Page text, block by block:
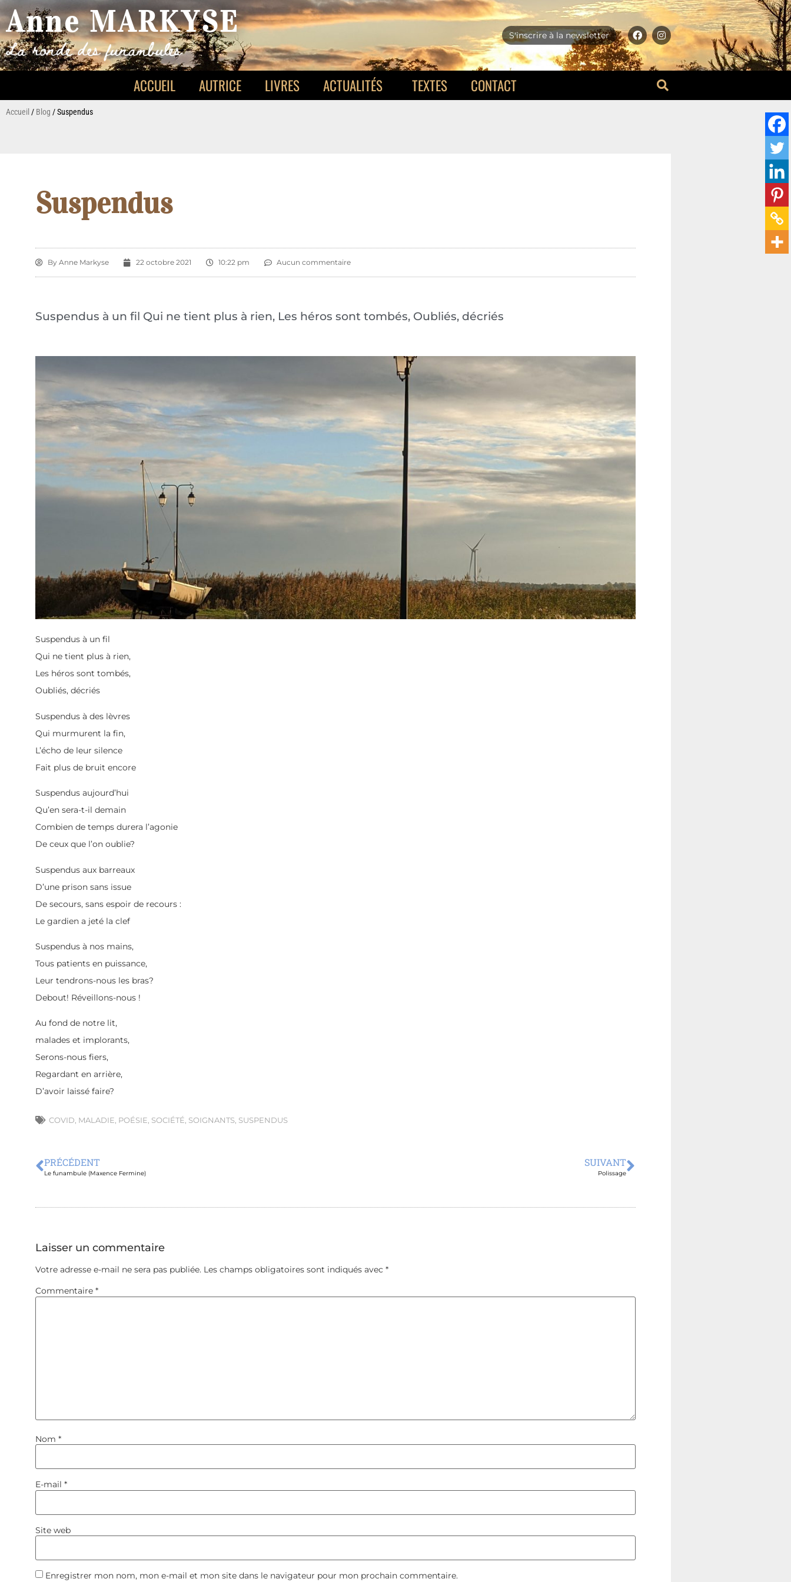
Anne MARKYSE S'inscrire à la newsletter
ACCUEIL AUTRICE LIVRES ACTUALITÉS TEXTES CONTACT
Accueil / Blog /Suspendus
Suspendus
By Anne Markyse 22 octobre 2021 10:22 pm Aucun commentaire
Suspendus à un fil Qui ne tient plus à rien, Les héros sont tombés, Oubliés, décriés
Suspendus à un fil
Qui ne tient plus à rien,
Les héros sont tombés,
Oubliés, décriés
Suspendus à des lèvres
Qui murmurent la fin,
L’écho de leur silence
Fait plus de bruit encore
Suspendus aujourd’hui
Qu’en sera-t-il demain
Combien de temps durera l’agonie
De ceux que l’on oublie?
Suspendus aux barreaux
D’une prison sans issue
De secours, sans espoir de recours :
Le gardien a jeté la clef
Suspendus à nos mains,
Tous patients en puissance,
Leur tendrons-nous les bras?
Debout! Réveillons-nous !
Au fond de notre lit,
malades et implorants,
Serons-nous fiers,
Regardant en arrière,
D’avoir laissé faire?
COVID MALADIE POÉSIE SOCIÉTÉ SOIGNANTS SUSPENDUS
PRÉCÉDENT
Le funambule (Maxence Fermine)
SUIVANT
Polissage
Laisser un commentaire
Votre adresse e-mail ne sera pas publiée. Les champs obligatoires sont indiqués avec *
Commentaire *
Nom *
E-mail *
Site web
Enregistrer mon nom, mon e-mail et mon site dans le navigateur pour mon prochain commentaire.